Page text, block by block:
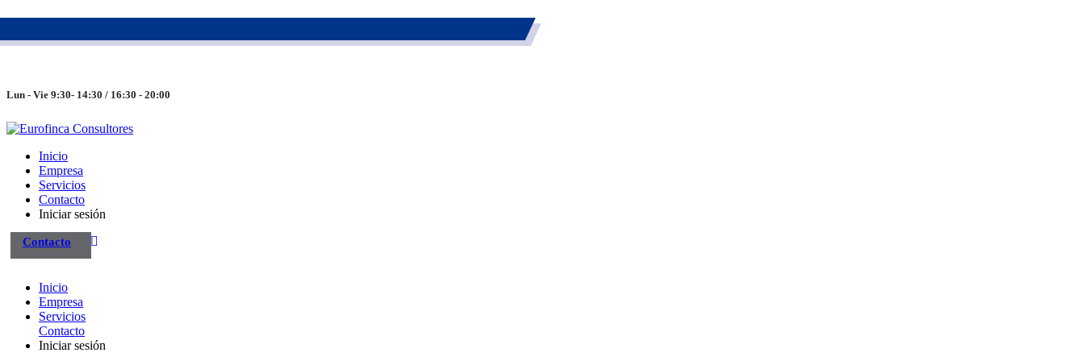
Lun - Vie 9:30- 14:30 / 16:30 - 20:00
Inicio
Empresa
Servicios
Contacto
Iniciar sesión
Contacto
Inicio
Empresa
Servicios
Contacto
Iniciar sesión